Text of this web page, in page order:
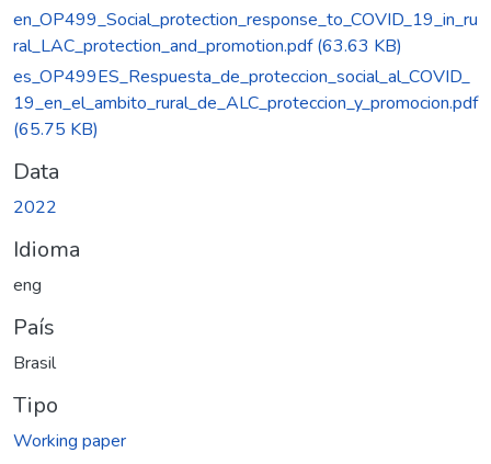
en_OP499_Social_protection_response_to_COVID_19_in_ru
ral_LAC_protection_and_promotion.pdf(63.63 KB)
es_OP499ES_Respuesta_de_proteccion_social_al_COVID_
19_en_el_ambito_rural_de_ALC_proteccion_y_promocion.pdf
(65.75 KB)
Data
2022
Idioma
eng
País
Brasil
Tipo
Working paper